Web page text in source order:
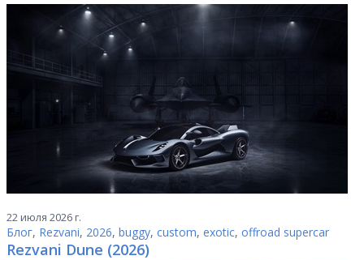
22 июля 2026 г.
Блог, Rezvani, 2026, buggy, custom, exotic, offroad supercar
Rezvani Dune (2026)